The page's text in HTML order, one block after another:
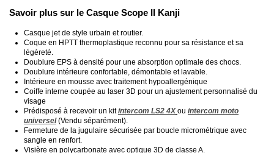
Savoir plus sur le Casque Scope II Kanji
Casque jet de style urbain et routier.
Coque en HPTT thermoplastique reconnu pour sa résistance et sa
légèreté.
Doublure EPS à densité pour une absorption optimale des chocs.
Doublure intérieure confortable, démontable et lavable.
Intérieure en mousse avec traitement hypoallergénique
Coiffe interne coupée au laser 3D pour un ajustement personnalisé du
visage
Prédisposé à recevoir un kitintercom LS2 4X ou intercom moto
universel(Vendu séparément).
Fermeture de la jugulaire sécurisée par boucle micrométrique avec
sangle en renfort.
Visière en polycarbonate avec optique 3D de classe A.